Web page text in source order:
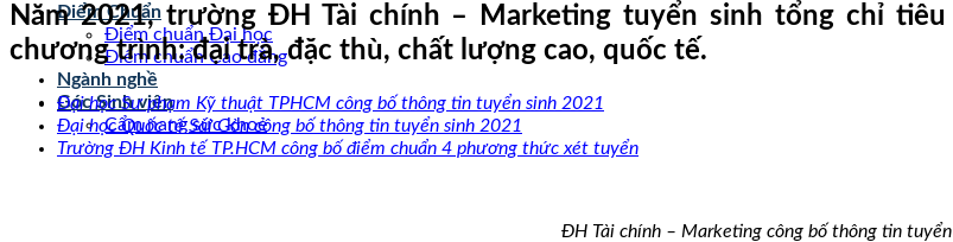
Điểm Chuẩn
Điểm chuẩn Đại học
Điểm chuẩn Cao đẳng
Ngành nghề
Góc Sinh viên
Cẩm nang sức khoẻ
Năm 2021, trường ĐH Tài chính – Marketing tuyển sinh tổng chỉ
chương trình: đại trà, đặc thù, chất lượng cao, quốc tế.
Đại học Sư phạm Kỹ thuật TPHCM công bố thông tin tuyển sinh 2021
Đại học Quốc tế Sài Gòn công bố thông tin tuyển sinh 2021
Trường ĐH Kinh tế TP.HCM công bố điểm chuẩn 4 phương thức xét tuyển
ĐH Tài chính – Marketing công bố thông tin